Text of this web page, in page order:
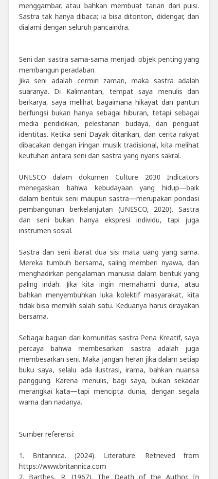
menggambar, atau bahkan membuat tarian dari puisi.
Sastra tak hanya dibaca; ia bisa ditonton, didengar, dan
dialami dengan seluruh pancaindra.
Seni dan sastra sama-sama menjadi objek penting yang
membangun peradaban.
Jika seni adalah cermin zaman, maka sastra adalah
suaranya. Di Kalimantan, tempat saya menulis dan
berkarya, saya melihat bagaimana hikayat dan pantun
berfungsi bukan hanya sebagai hiburan, tetapi sebagai
media pendidikan, pelestarian budaya, dan penguat
identitas. Ketika seni Dayak ditarikan, dan cerita rakyat
dibacakan dengan iringan musik tradisional, kita melihat
keutuhan antara seni dan sastra yang nyaris sakral.
UNESCO dalam dokumen Culture 2030 Indicators
menegaskan bahwa kebudayaan yang hidup—baik
dalam bentuk seni maupun sastra—merupakan pondasi
pembangunan berkelanjutan (UNESCO, 2020). Sastra
dan seni bukan hanya ekspresi individu, tapi juga
instrumen sosial.
Sastra dan seni ibarat dua sisi mata uang yang sama.
Mereka tumbuh bersama, saling memberi nyawa, dan
menghadirkan pengalaman manusia dalam bentuk yang
paling indah. Jika kita ingin memahami dunia, atau
bahkan menyembuhkan luka kolektif masyarakat, kita
tidak bisa memilih salah satu. Keduanya harus dirayakan
bersama.
Sebagai bagian dari komunitas sastra Pena Kreatif, saya
percaya bahwa membesarkan sastra adalah juga
membesarkan seni. Maka jangan heran jika dalam setiap
buku saya, selalu ada ilustrasi, irama, bahkan nuansa
panggung. Karena menulis, bagi saya, bukan sekadar
merangkai kata—tapi mencipta dunia, dengan segala
warna dan nadanya.
Sumber referensi:
1. Britannica. (2024). Literature. Retrieved from
https://www.britannica.com
2. Barthes, R. (1967). The Death of the Author. In